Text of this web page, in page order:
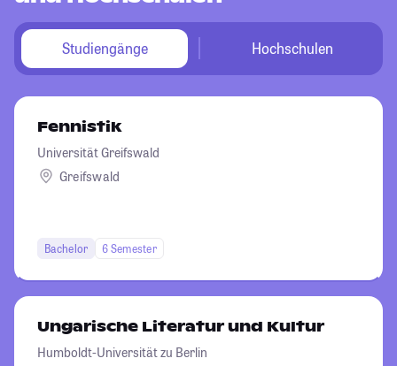
Studiengänge Hochschulen
Fennistik
Universität Greifswald
Greifswald
Bachelor 6 Semester
Ungarische Literatur und Kultur
Humboldt-Universität zu Berlin